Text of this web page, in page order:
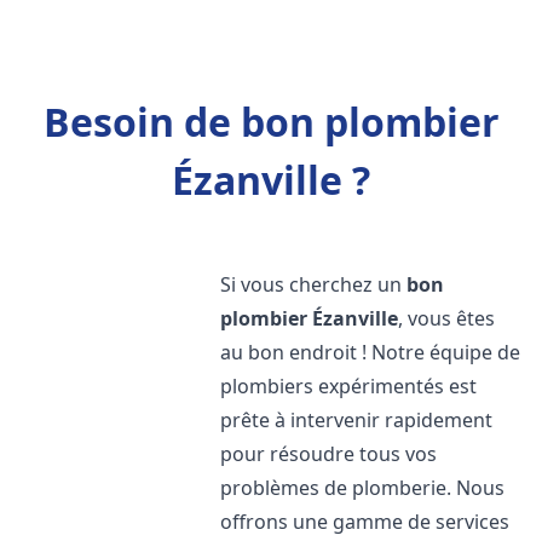
Besoin de bon plombier
Ézanville ?
Si vous cherchez un bon
plombier Ézanville, vous êtes
au bon endroit ! Notre équipe de
plombiers expérimentés est
prête à intervenir rapidement
pour résoudre tous vos
problèmes de plomberie. Nous
offrons une gamme de services